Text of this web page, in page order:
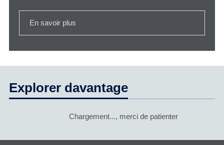
En savoir plus
Explorer davantage
Chargement..., merci de patienter